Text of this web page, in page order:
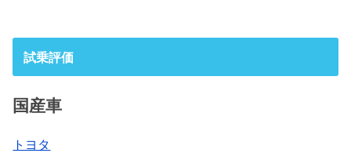
試乗評価
国産車
トヨタ